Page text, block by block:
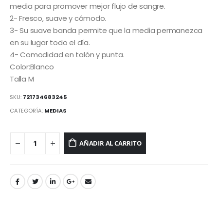
media para promover mejor flujo de sangre.
2- Fresco, suave y cómodo.
3- Su suave banda permite que la media permanezca
en su lugar todo el día.
4- Comodidad en talón y punta.
Color:Blanco
Talla M
SKU: 721734683245
CATEGORÍA: MEDIAS
AÑADIR AL CARRITO